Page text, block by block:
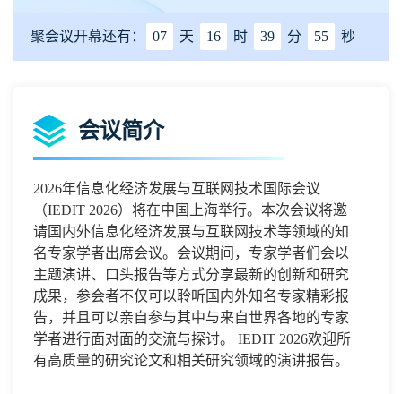
聚会议开幕还有： 07 天 16 时 39 分 55 秒
会议简介
2026年信息化经济发展与互联网技术国际会议
（IEDIT 2026）将在中国 上海举行。本次会议将邀
请国内外信息化经济发展与互联网技术等领域的知
名专家学者出席会议。会议期间，专家学者们会以
主题演讲、口头报告等方式分享最新的创新和研究
成果，参会者不仅可以聆听国内外知名专家精彩报
告，并且可以亲自参与其中与来自世界各地的专家
学者进行面对面的交流与探讨。
IEDIT 2026欢迎所
有高质量的研究论文和相关研究领域的演讲报告。